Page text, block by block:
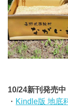
10/24新刊発売中
・ Kindle版 地底